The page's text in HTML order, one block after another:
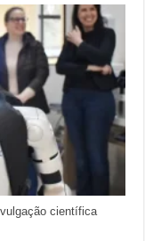
científica